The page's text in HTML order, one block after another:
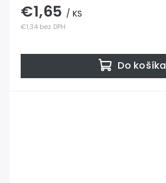
€1,34 bez DPH
€1,65 / KS
Do košíka